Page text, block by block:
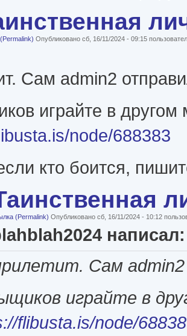
Опубликовано сб, 16/11/2024 - 09:15
Сам admin2
играйте в другом
node/688383
кто боится,
(Permalink) Опубликовано сб, 16/11/2024 - 10:12
написал:
Сам
играйте в
flibusta.is/node/